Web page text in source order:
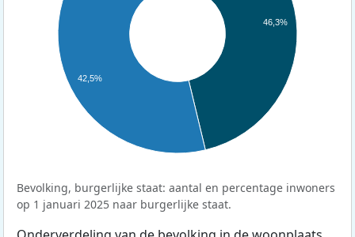
46,3%
42,5%
Bevolking, burgerlijke staat: aantal en percentage inwoners
op 1 januari 2025 naar burgerlijke staat.